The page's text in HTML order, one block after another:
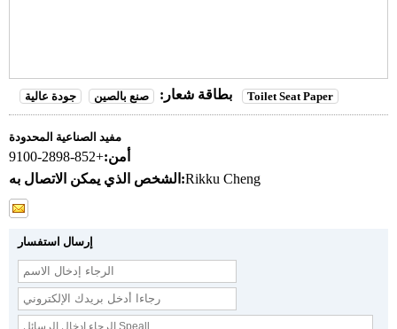
بطاقة شعار: صنع بالصين جودة عالية Toilet Seat Paper
مفيد الصناعية المحدودة
أمن:+852-2898-9100
الشخص الذي يمكن الاتصال به:Rikku Cheng
إرسال استفسار